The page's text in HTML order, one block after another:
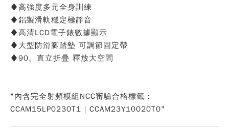
♦高強度多元全身訓練
♦鋁製滑軌穩定極靜音
♦高清LCD電子錶數據顯示
♦大型防滑腳踏墊 可調節固定帶
♦90。直立折疊 釋放大空間
"內含完全射頻模組NCC審驗合格標籤：
CCAM15LP0230T1｜CCAM23Y10020T0"